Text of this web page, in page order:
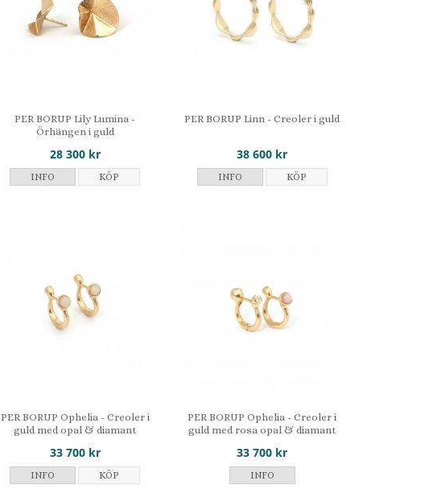
PER BORUP Lily Lumina -
Örhängen i guld
28 300 kr
INFO KÖP
PER BORUP Linn - Creoler i guld
38 600 kr
INFO KÖP
PER BORUP Ophelia - Creoler i
guld med opal & diamant
33 700 kr
INFO KÖP
PER BORUP Ophelia - Creoler i
guld med rosa opal & diamant
33 700 kr
INFO